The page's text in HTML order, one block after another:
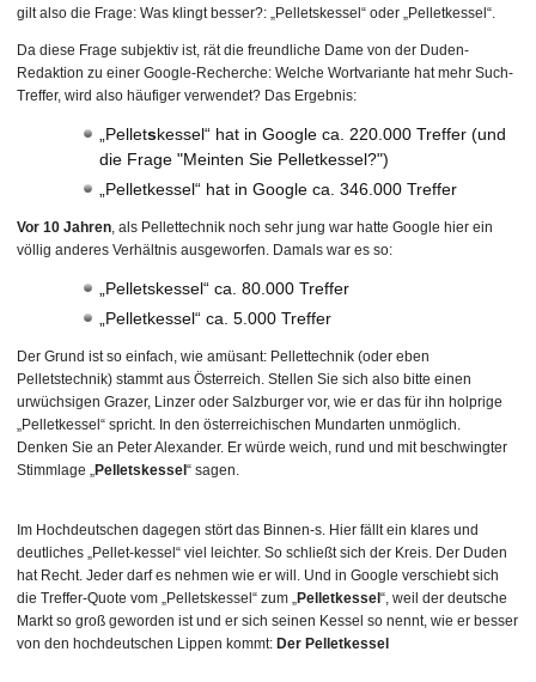
gilt also die Frage: Was klingt besser?: „Pelletskessel“ oder „Pelletkessel“.
Da diese Frage subjektiv ist, rät die freundliche Dame von der Duden-
Redaktion zu einer Google-Recherche: Welche Wortvariante hat mehr Such-
Treffer, wird also häufiger verwendet? Das Ergebnis:
„Pelletskessel“ hat in Google ca. 220.000 Treffer (und
die Frage "Meinten Sie Pelletkessel?")
„Pelletkessel“ hat in Google ca. 346.000 Treffer
Vor 10 Jahren, als Pellettechnik noch sehr jung war hatte Google hier ein
völlig anderes Verhältnis ausgeworfen. Damals war es so:
„Pelletskessel“ ca. 80.000 Treffer
„Pelletkessel“ ca. 5.000 Treffer
Der Grund ist so einfach, wie amüsant: Pellettechnik (oder eben
Pelletstechnik) stammt aus Österreich. Stellen Sie sich also bitte einen
urwüchsigen Grazer, Linzer oder Salzburger vor, wie er das für ihn holprige
„Pelletkessel“ spricht. In den österreichischen Mundarten unmöglich.
Denken Sie an Peter Alexander. Er würde weich, rund und mit beschwingter
Stimmlage „Pelletskessel“ sagen.
Im Hochdeutschen dagegen stört das Binnen-s. Hier fällt ein klares und
deutliches „Pellet-kessel“ viel leichter. So schließt sich der Kreis. Der Duden
hat Recht. Jeder darf es nehmen wie er will. Und in Google verschiebt sich
die Treffer-Quote vom „Pelletskessel“ zum „Pelletkessel“, weil der deutsche
Markt so groß geworden ist und er sich seinen Kessel so nennt, wie er besser
von den hochdeutschen Lippen kommt: Der Pelletkessel